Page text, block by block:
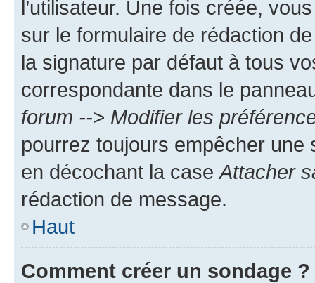
l’utilisateur. Une fois créée,
sur le formulaire de rédaction
la signature par défaut à tous
correspondante dans le
forum --> Modifier les
pourrez toujours empêcher une
en décochant la case Attacher
rédaction de message.
Haut
Comment créer un sondage ?